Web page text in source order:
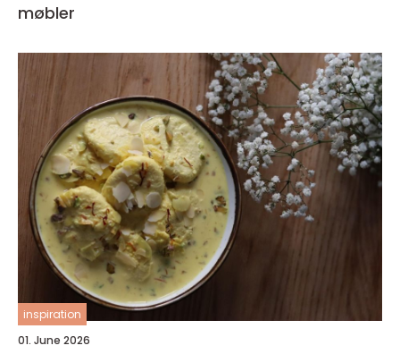
møbler
inspiration
01. June 2026